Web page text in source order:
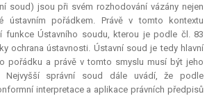
soud) jsou při svém rozhodování vázány nejen
ústavním pořádkem. Právě v tomto kontextu
funkce Ústavního soudu, kterou je podle čl. 83
ochrana ústavnosti. Ústavní soud je tedy hlavní
pořádku a právě v tomto smyslu musí být jeho
Nejvyšší správní soud dále uvádí, že podle
interpretacea aplikace právních předpisů